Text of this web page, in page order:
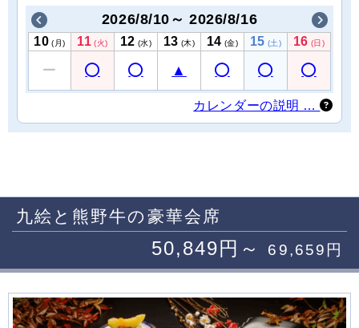
2026/8/10～ 2026/8/16
10 (月) 11 (火) 12 (水) 13 (木) 14 (金) 15 (土) 16 (日)
カレンダーの説明 …
九絵と熊野牛の豪華会席
50,849円～ 69,659円